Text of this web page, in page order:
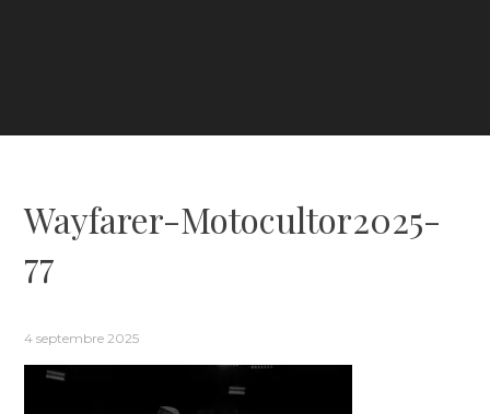
Wayfarer-Motocultor2025-
77
4 septembre 2025